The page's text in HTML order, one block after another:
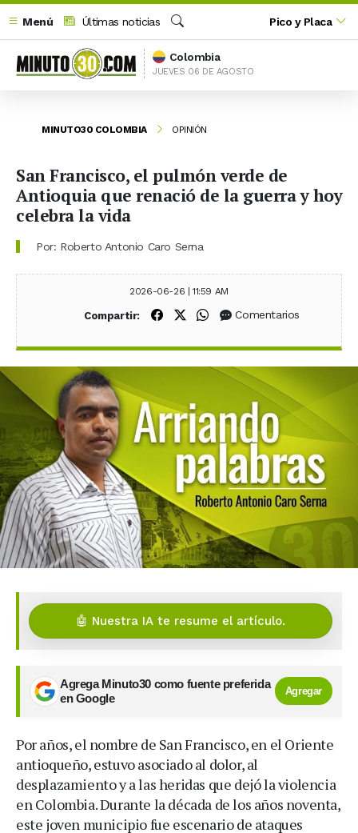
Menú
Últimas noticias
Buscar
Pico y Placa
Colombia
JUEVES 06 DE AGOSTO
MINUTO30 COLOMBIA OPINIÓN
San Francisco, el pulmón verde de
Antioquia que renació de la guerra y hoy
celebra la vida
Por: Roberto Antonio Caro Serna
2026-06-26 | 11:59 AM
Compartir: Compartir en Facebook
Compartir en X (Twitter)
Compartir en WhatsApp
Comentarios
🤖 Nuestra IA te resume el artículo.
Agrega Minuto30 como fuente preferida
en Google
Agregar
Por años, el nombre de San Francisco, en el Oriente
antioqueño, estuvo asociado al dolor, al
desplazamiento y a las heridas que dejó la violencia
en Colombia. Durante la década de los años noventa,
este joven municipio fue escenario de ataques